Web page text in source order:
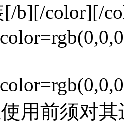
b][/color][/
用前须对